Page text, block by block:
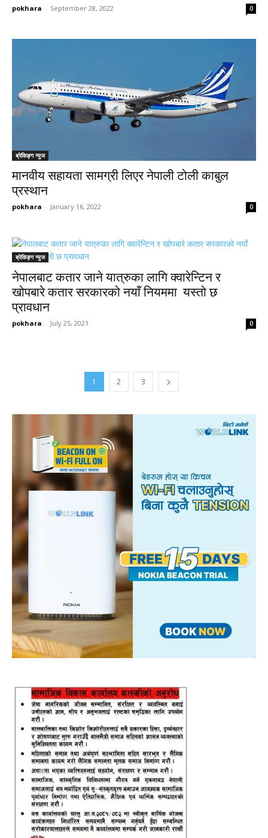
pokhara - September 28, 2022 0
ब्रेकिङ्ग न्युज
मानवीय सहायता सामग्री लिएर नेपाली टोली काबुल
प्रस्थान
pokhara - January 16, 2022 0
ब्रेकिङ्ग न्युज
नेपालबाट कतार जाने यात्रुका लागि क्वारेन्टिन र
खोपबारे कतार सरकारको नयाँ नियममा यस्तो छ
प्रावधान
pokhara - July 25, 2021 0
1 2 3